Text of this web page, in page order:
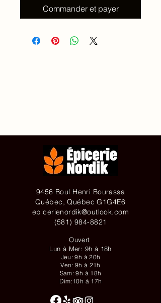
Commander et payer
9456 Boul Henri Bourassa
Québec, Québec G1G4E6
epicerienordik@outlook.com
(581) 984-8821
Ouvert
Lun à Mer: 9h à 18h
Jeu: 9h à 20h
Ven: 9h à 21h
Sam: 9h à 18h
Dim:10h à 17h